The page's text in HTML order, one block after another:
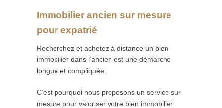
Immobilier ancien sur mesure
pour expatrié
Recherchez et achetez à distance un bien
immobilier dans l’ancien est une démarche
longue et compliquée.
C’est pourquoi nous proposons un service sur
mesure pour valoriser votre bien immobilier